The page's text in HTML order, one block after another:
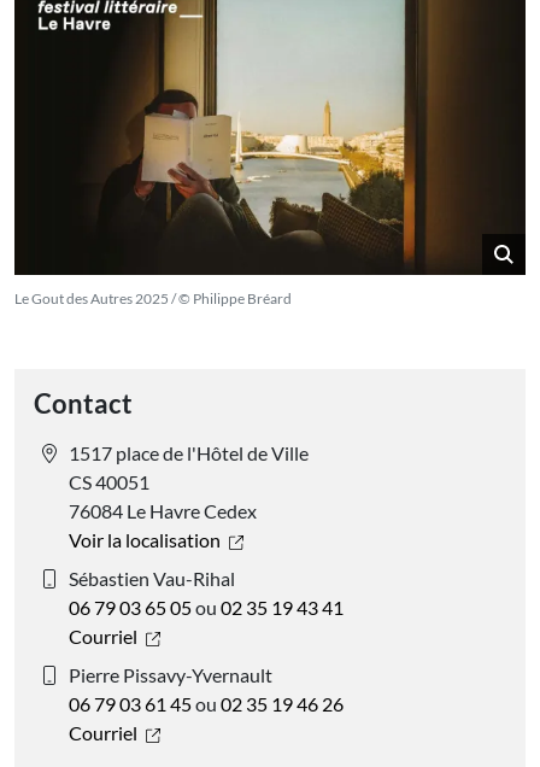
Le Gout des Autres 2025 / © Philippe Bréard
Contact
1517 place de l'Hôtel de Ville
CS 40051
76084 Le Havre Cedex
Voir la localisation
Sébastien Vau-Rihal
06 79 03 65 05ou02 35 19 43 41
Courriel
Pierre Pissavy-Yvernault
06 79 03 61 45ou02 35 19 46 26
Courriel